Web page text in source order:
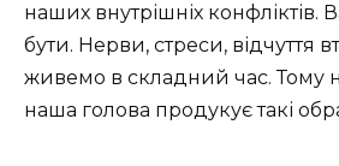
наших внутрішніх конфліктів.
бути. Нерви, стреси, відчуття
живемо в складний час. Тому
наша голова продукує такі